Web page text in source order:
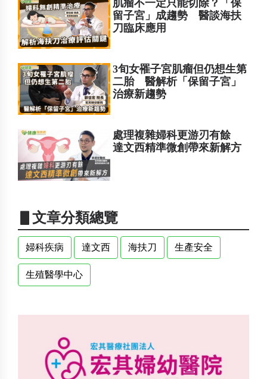
肌瘤不一定只能切除？「保
留子宮」成趨勢 醫談海扶
刀臨床應用
3旬女罹子宮肌瘤但仍想生第
二胎 醫解析「保留子宮」
治療新趨勢
處理複雜婦科更游刃有餘
達文西精準微創帶來新解方
▋文章分類總覽
婦科疾病 達文西 海扶刀 生產安全
生殖醫學中心